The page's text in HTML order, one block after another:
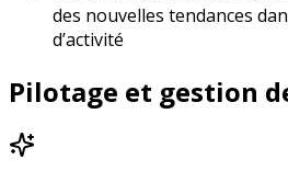
des nouvelles tendances
d’activité
Pilotage et gestion